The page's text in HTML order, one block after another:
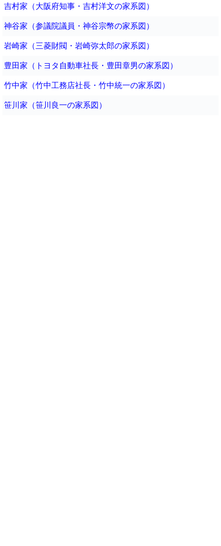
吉村家（大阪府知事・吉村洋文の家系図）
神谷家（参議院議員・神谷宗幣の家系図）
岩崎家（三菱財閥・岩崎弥太郎の家系図）
豊田家（トヨタ自動車社長・豊田章男の家系図）
竹中家（竹中工務店社長・竹中統一の家系図）
笹川家（笹川良一の家系図）